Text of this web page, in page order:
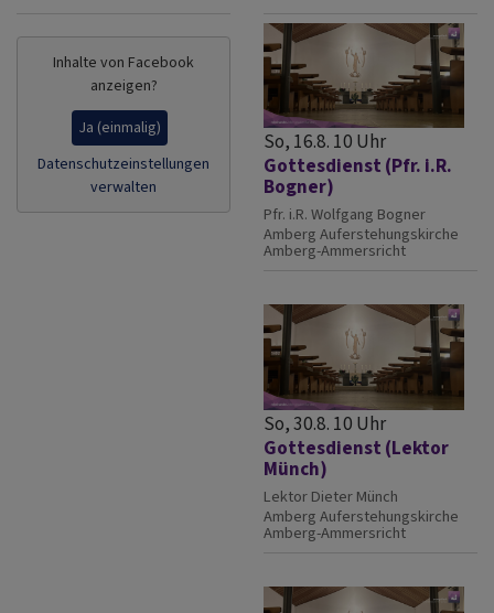
Inhalte von Facebook
anzeigen?
Ja (einmalig)
Datenschutzeinstellungen
verwalten
So, 16.8. 10 Uhr
Gottesdienst (Pfr. i.R.
Bogner)
Pfr. i.R. Wolfgang Bogner
Amberg Auferstehungskirche
Amberg-Ammersricht
So, 30.8. 10 Uhr
Gottesdienst (Lektor
Münch)
Lektor Dieter Münch
Amberg Auferstehungskirche
Amberg-Ammersricht